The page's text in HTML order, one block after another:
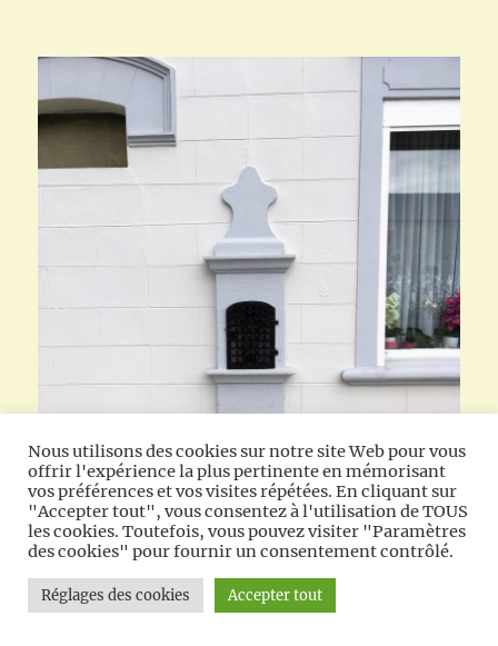
Nous utilisons des cookies sur notre site Web pour vous
offrir l'expérience la plus pertinente en mémorisant
vos préférences et vos visites répétées. En cliquant sur
"Accepter tout", vous consentez à l'utilisation de TOUS
les cookies. Toutefois, vous pouvez visiter "Paramètres
des cookies" pour fournir un consentement contrôlé.
Réglages des cookies Accepter tout